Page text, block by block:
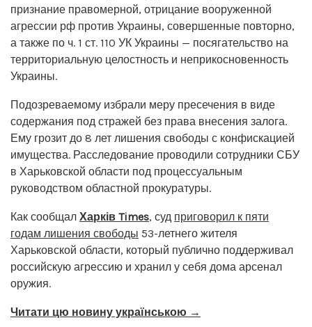
признание правомерной, отрицание вооруженной
агрессии рф против Украины, совершенные повторно,
а также по ч. 1 ст. 110 УК Украины — посягательство на
территориальную целостность и неприкосновенность
Украины.
Подозреваемому избрали меру пресечения в виде
содержания под стражей без права внесения залога.
Ему грозит до 8 лет лишения свободы с конфискацией
имущества. Расследование проводили сотрудники СБУ
в Харьковской области под процессуальным
руководством областной прокуратуры.
Как сообщал Харків Times, суд приговорил к пяти
годам лишения свободы 53-летнего жителя
Харьковской области, который публично поддерживал
российскую агрессию и хранил у себя дома арсенал
оружия.
Читати цю новину українською →